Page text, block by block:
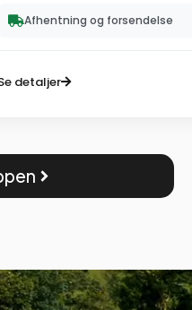
Afhentning og forsendelse
detaljer